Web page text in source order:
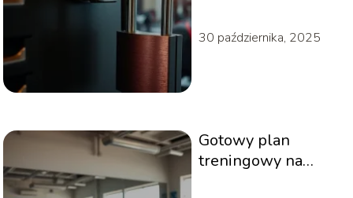
szafki
30 października, 2025
Gotowy plan
treningowy na